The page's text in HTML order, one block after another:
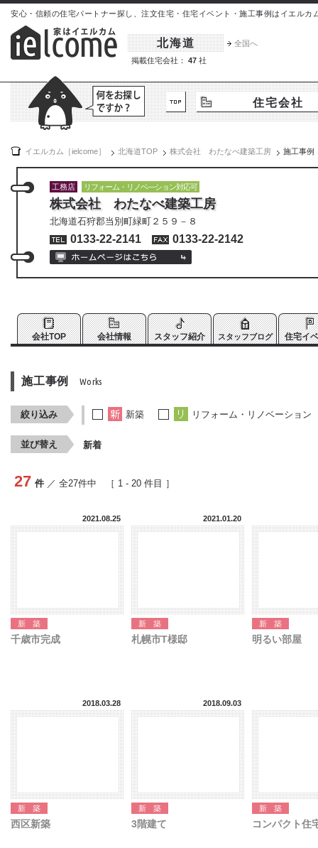
安心・信頼の住宅パートナー探し、注文住宅・住宅イベント・施工事例はイエルカ
北海道
全国へ
掲載住宅会社：
47 社
住宅会社
イエルカム［ielcome］ 北海道TOP 株式会社 わたなべ建築工房 施工事例
工務店 リフォーム・リノベ―ション対応可
株式会社 わたなべ建築工房
北海道石狩郡当別町緑町２５９－８
0133-22-2141 0133-22-2142
会社TOP 会社情報 スタッフ紹介 スタッフブログ 住宅イ
施工事例 Works
絞り込み 新築 リフォーム・リノベーション
並び替え 新着
27 件 ／ 全27件中 ［ 1 - 20 件目 ］
2021.08.25
新築
千歳市完成
2021.01.20
新築
札幌市T様邸
新築
明るい部屋
2018.03.28
新築
西区新築
2018.09.03
新築
3階建て
新築
コンパクト住